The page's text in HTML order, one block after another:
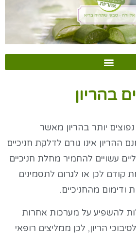
בהריון
יותר בהריון מאשר
ההריון אינו גורם לדלקת חניכיים
עשויים להחמיר מחלת חניכיים
קודם לכן או לגרום לתסמינים
ודימום מהחניכיים.
להשפיע על מערכות אחרות
הריון, לכן ממליצים רופאי